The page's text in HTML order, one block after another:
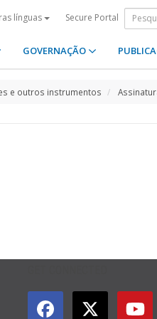
línguas Secure Portal
GOVERNAÇÃO
e outros instrumentos